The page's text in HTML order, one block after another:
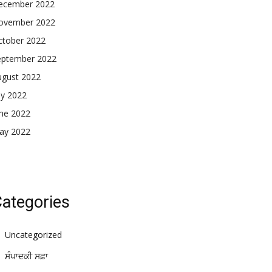
2022
2022
2022
2022
2022
2022
2022
2022
Uncategorized
ਸੰਪਾਦਕੀ ਸਫ਼ਾ